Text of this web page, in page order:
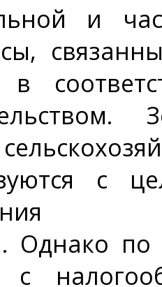
и
в
с
Однако по
с